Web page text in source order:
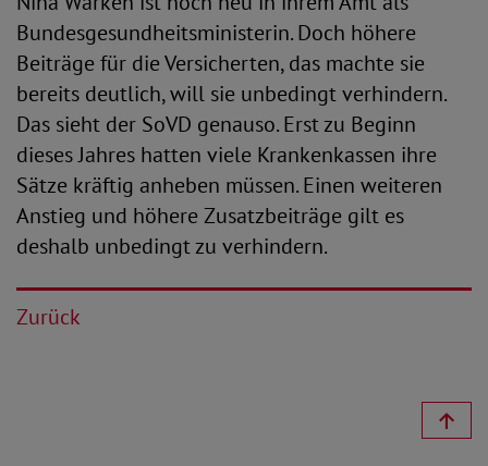
Bundesgesundheitsministerin. Doch höhere
Beiträge für die Versicherten, das machte sie
bereits deutlich, will sie unbedingt verhindern.
Das sieht der SoVD genauso. Erst zu Beginn
dieses Jahres hatten viele Krankenkassen ihre
Sätze kräftig anheben müssen. Einen weiteren
Anstieg und höhere Zusatzbeiträge gilt es
deshalb unbedingt zu verhindern.
Zurück